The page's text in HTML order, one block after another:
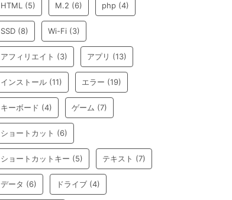
HTML (5) M.2 (6) php (4)
SSD (8) Wi-Fi (3)
アフィリエイト (3) アプリ (13)
インストール (11) エラー (19)
キーボード (4) ゲーム (7)
ショートカット (6)
ショートカットキー (5) テキスト (7)
データ (6) ドライブ (4)